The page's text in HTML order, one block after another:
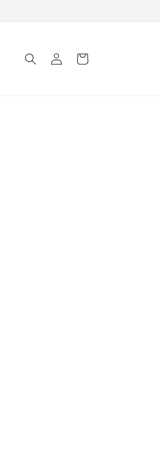
Accedir Cistell